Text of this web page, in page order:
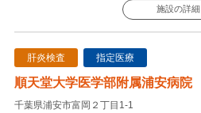
施設の詳細
肝炎検査 指定医療
順天堂大学医学部附属浦安病院
千葉県浦安市富岡２丁目1-1